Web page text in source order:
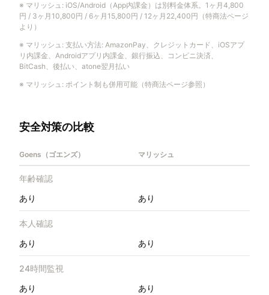
※ マリッシュ : iOS/Android（App内課金）は別料金体系。1ヶ月4,800
円 / 3ヶ月10,800円 / 6ヶ月15,800円 / 12ヶ月22,400円（特商法ページ
より）
※ マリッシュ : 支払い方法: AmazonPay、クレジットカード、iOSアプ
リ内課金、Androidアプリ内課金、銀行振込、コンビニ決済、
BitCash、後払い、atone翌月払い
※ マリッシュ : ポイント制も併用可能（特商法ページ参照）
安全対策の比較
Goens（ゴエンズ） マリッシュ
年齢確認
あり
あり
本人確認
あり
あり
24時間監視
あり
あり